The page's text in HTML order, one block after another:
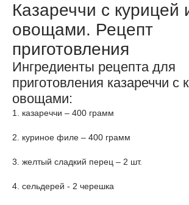
Казареччи с курицей
овощами. Рецепт
приготовления
Ингредиенты рецепта для
приготовления казареччи с
овощами:
1. казареччи – 400 грамм
2. куриное филе – 400 грамм
3. желтый сладкий перец – 2 шт.
4. сельдерей - 2 черешка